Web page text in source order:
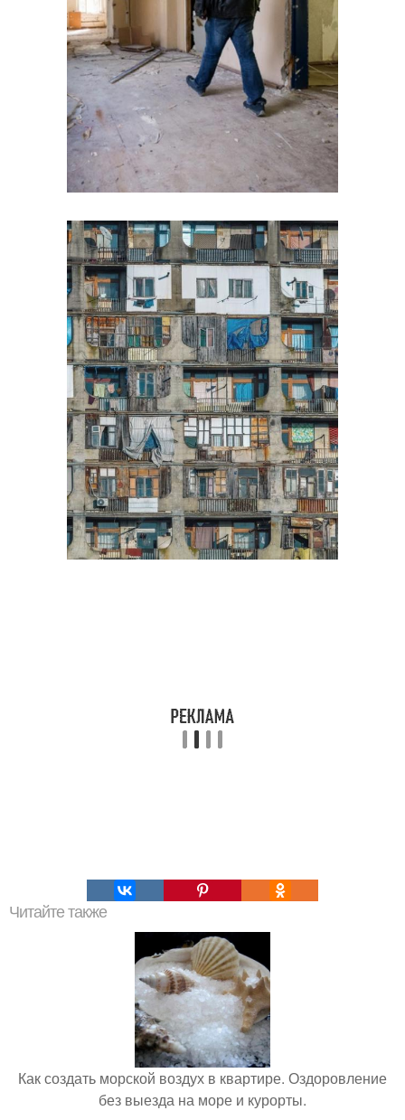
Читайте также
Как создать морской воздух в квартире. Оздоровление
без выезда на море и курорты.